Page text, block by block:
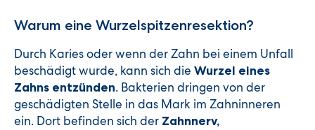
Warum eine Wurzelspitzenresektion?
Durch Karies oder wenn der Zahn bei einem Unfall
beschädigt wurde, kann sich die Wurzel eines
Zahns entzünden. Bakterien dringen von der
geschädigten Stelle in das Mark im Zahninneren
ein. Dort befinden sich der Zahnnerv,